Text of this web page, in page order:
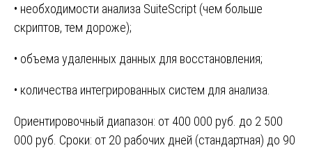
• необходимости анализа SuiteScript (чем больше
скриптов, тем дороже);
• объема удаленных данных для восстановления;
• количества интегрированных систем для анализа.
Ориентировочный диапазон: от 400 000 руб. до 2 500
000 руб. Сроки: от 20 рабочих дней (стандартная) до 90